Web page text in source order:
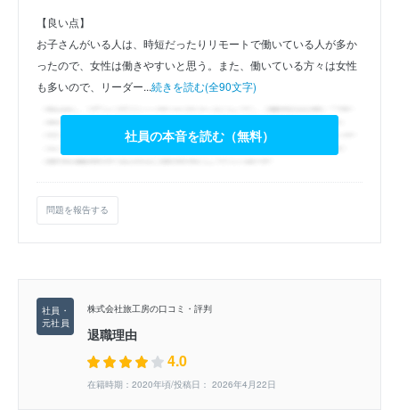
【良い点】
お子さんがいる人は、時短だったりリモートで働いている人が多か
ったので、女性は働きやすいと思う。また、働いている方々は女性
も多いので、リーダー...続きを読む(全90文字)
社員の本音を読む（無料）
問題を報告する
株式会社旅工房の口コミ・評判
退職理由
4.0
在籍時期：2020年頃/投稿日： 2026年4月22日